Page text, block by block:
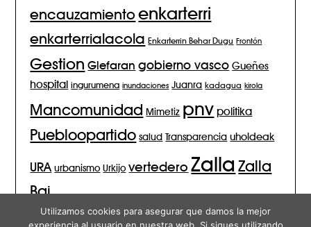
encauzamiento enkarterri
enkarterrialacola Enkarterrin Behar Dugu Frontón
Gestion Glefaran gobierno vasco Gueñes
hospital ingurumena inundaciones Juanra kadagua kirola
Mancomunidad Mimetiz pnv politika
Puebloopartido salud Transparencia uholdeak
URA urbanismo Urkijo vertedero Zalla Zalla
Bai
Utilizamos cookies para asegurar que damos la mejor